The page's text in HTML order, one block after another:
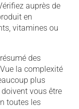
auprès de
en
vitamines ou
des
la complexité
plus
vous être
toutes les